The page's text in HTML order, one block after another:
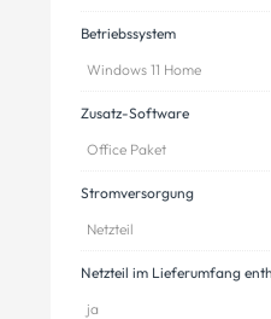
Betriebssystem
Windows 11 Home
Zusatz-Software
Office Paket
Stromversorgung
Netzteil
Netzteil im Lieferumfang
ja